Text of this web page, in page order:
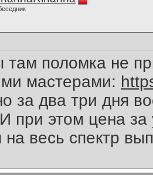
там поломка не
мастерами:
за два три дня
при этом цена
на весь спектр